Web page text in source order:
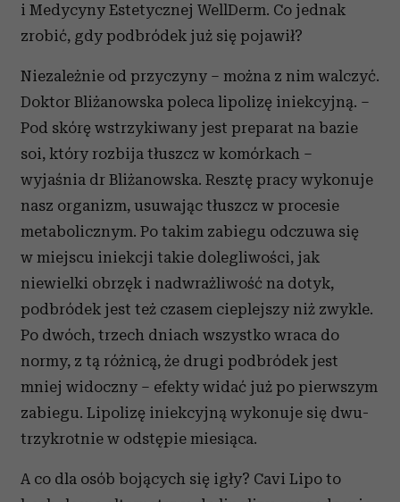
i Medycyny Estetycznej WellDerm. Co jednak
zrobić, gdy podbródek już się pojawił?
Niezależnie od przyczyny – można z nim walczyć.
Doktor Bliżanowska poleca lipolizę iniekcyjną. –
Pod skórę wstrzykiwany jest preparat na bazie
soi, który rozbija tłuszcz w komórkach –
wyjaśnia dr Bliżanowska. Resztę pracy wykonuje
nasz organizm, usuwając tłuszcz w procesie
metabolicznym. Po takim zabiegu odczuwa się
w miejscu iniekcji takie dolegliwości, jak
niewielki obrzęk i nadwrażliwość na dotyk,
podbródek jest też czasem cieplejszy niż zwykle.
Po dwóch, trzech dniach wszystko wraca do
normy, z tą różnicą, że drugi podbródek jest
mniej widoczny – efekty widać już po pierwszym
zabiegu. Lipolizę iniekcyjną wykonuje się dwu-
trzykrotnie w odstępie miesiąca.
A co dla osób bojących się igły? Cavi Lipo to